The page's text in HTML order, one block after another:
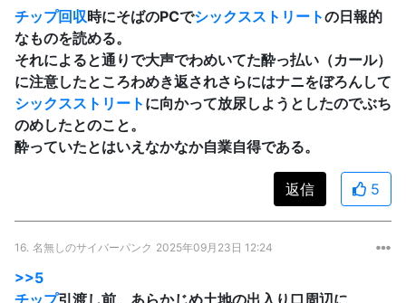
チップ回収時にそばのPCでシックスストリートの日報的
なものを読める。
それによると通りで大声でわめいてた酔っ払い（カール）
に注意したところわめき返されさらにはナニをぼろんして
シックスストリート に向かって放尿しようとしたのでぶち
のめしたとのこと。
酔っていたとはいえなかなか自業自得である。
返信 5
16. 名無しのサイバーパンク 2025年09月23日 12:24
>>5
チップ引渡し前、あらかじめ土地の出入り口周辺に